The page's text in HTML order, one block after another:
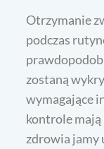
Otrzymanie
podczas
zostaną
wymagające
kontrole
zdrowia jamy